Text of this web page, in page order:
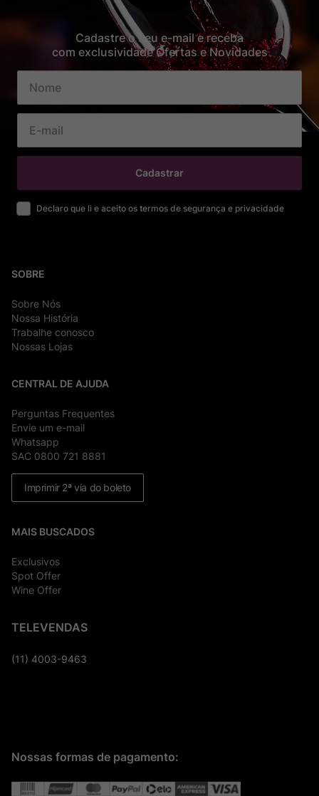
Cadastre o seu e-mail e receba
com exclusividade Ofertas e Novidades
Cadastrar
Declaro que li e aceito os termos de segurança e privacidade
SOBRE
Sobre Nós
Nossa História
Trabalhe conosco
Nossas Lojas
CENTRAL DE AJUDA
Perguntas Frequentes
Envie um e-mail
Whatsapp
SAC 0800 721 8881
Imprimir 2ª via do boleto
MAIS BUSCADOS
Exclusivos
Spot Offer
Wine Offer
TELEVENDAS
(11) 4003-9463
Nossas formas de pagamento: